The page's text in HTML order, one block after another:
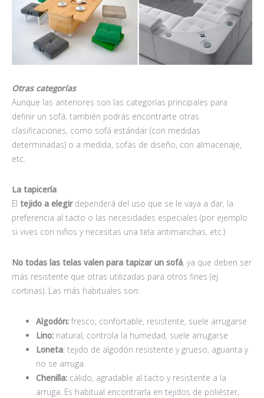
Otras categorías
Aunque las anteriores son las categorías principales para
definir un sofá, también podrás encontrarte otras
clasificaciones, como sofá estándar (con medidas
determinadas) o a medida, sofás de diseño, con almacenaje,
etc.
La tapicería
El tejido a elegirdependerá del uso que se le vaya a dar, la
preferencia al tacto o las necesidades especiales (por ejemplo
si vives con niños y necesitas una tela antimanchas, etc.)
No todas las telas valen para tapizar un sofá, ya que deben ser
más resistente que otras utilizadas para otros fines (ej.
cortinas). Las más habituales son:
Algodón: fresco, confortable, resistente, suele arrugarse
Lino: natural, controla la humedad, suele arrugarse
Loneta: tejido de algodón resistente y grueso, aguanta y
no se arruga
Chenilla: cálido, agradable al tacto y resistente a la
arruga. Es habitual encontrarla en tejidos de poliéster,